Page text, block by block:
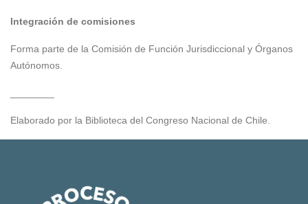
Integración de comisiones
Forma parte de la Comisión de Función Jurisdiccional y Órganos
Autónomos.
Elaborado por la Biblioteca del Congreso Nacional de Chile.